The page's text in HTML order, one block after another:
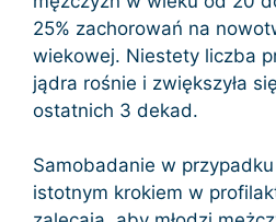
25% zachorowań na
wiekowej. Niestety liczba
jądra rośnie i zwiększyła
ostatnich 3 dekad.
Samobadanie w
istotnym krokiem w